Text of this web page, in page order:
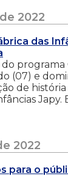
2022
das
(07) e
de
2022
para o